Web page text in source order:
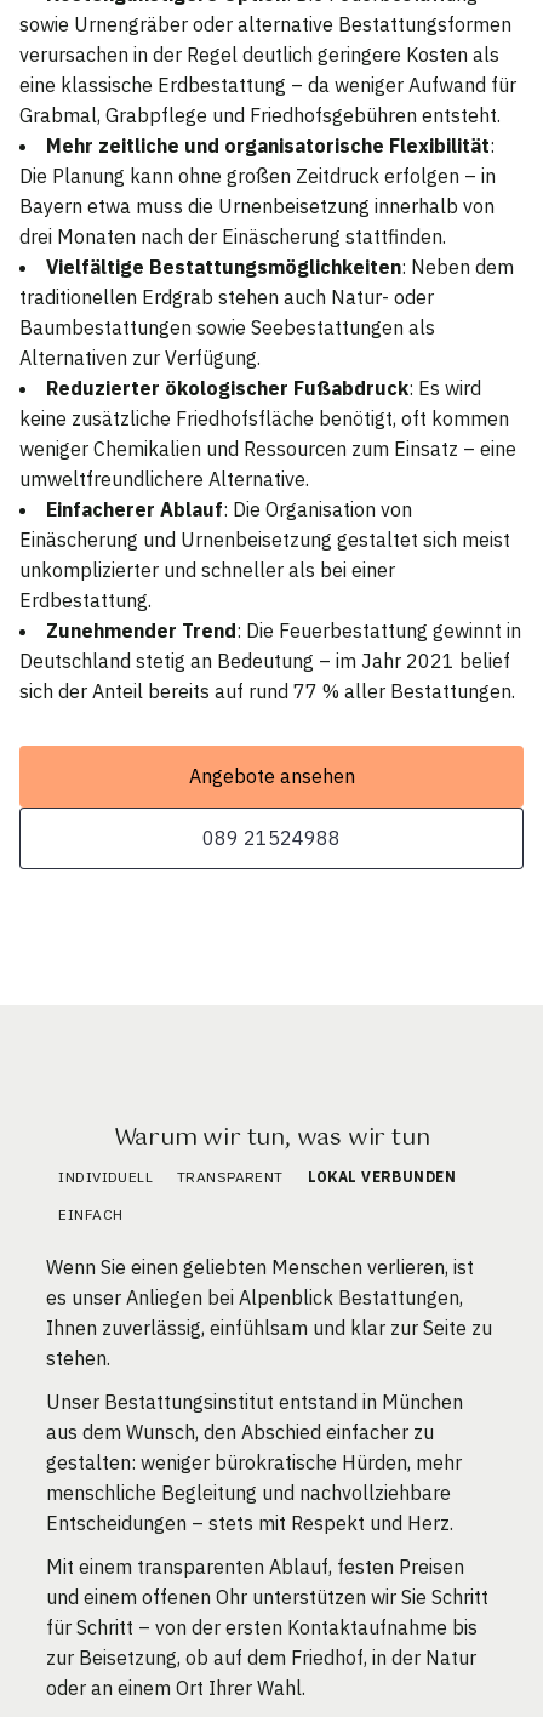
sowie Urnengräber oder alternative Bestattungsformen
verursachen in der Regel deutlich geringere Kosten als
eine klassische Erdbestattung – da weniger Aufwand für
Grabmal, Grabpflege und Friedhofsgebühren entsteht.
Mehr zeitliche und organisatorische Flexibilität:
Die Planung kann ohne großen Zeitdruck erfolgen – in
Bayern etwa muss die Urnenbeisetzung innerhalb von
drei Monaten nach der Einäscherung stattfinden.
Vielfältige Bestattungsmöglichkeiten: Neben dem
traditionellen Erdgrab stehen auch Natur- oder
Baumbestattungen sowie Seebestattungen als
Alternativen zur Verfügung.
Reduzierter ökologischer Fußabdruck: Es wird
keine zusätzliche Friedhofsfläche benötigt, oft kommen
weniger Chemikalien und Ressourcen zum Einsatz – eine
umweltfreundlichere Alternative.
Einfacherer Ablauf: Die Organisation von
Einäscherung und Urnenbeisetzung gestaltet sich meist
unkomplizierter und schneller als bei einer
Erdbestattung.
Zunehmender Trend: Die Feuerbestattung gewinnt in
Deutschland stetig an Bedeutung – im Jahr 2021 belief
sich der Anteil bereits auf rund 77 % aller Bestattungen.
Angebote ansehen
089 21524988
Warum wir tun, was wir tun
INDIVIDUELL TRANSPARENT LOKAL VERBUNDEN
EINFACH
Wenn Sie einen geliebten Menschen verlieren, ist
es unser Anliegen bei Alpenblick Bestattungen,
Ihnen zuverlässig, einfühlsam und klar zur Seite zu
stehen.
Unser Bestattungsinstitut entstand in München
aus dem Wunsch, den Abschied einfacher zu
gestalten: weniger bürokratische Hürden, mehr
menschliche Begleitung und nachvollziehbare
Entscheidungen – stets mit Respekt und Herz.
Mit einem transparenten Ablauf, festen Preisen
und einem offenen Ohr unterstützen wir Sie Schritt
für Schritt – von der ersten Kontaktaufnahme bis
zur Beisetzung, ob auf dem Friedhof, in der Natur
oder an einem Ort Ihrer Wahl.